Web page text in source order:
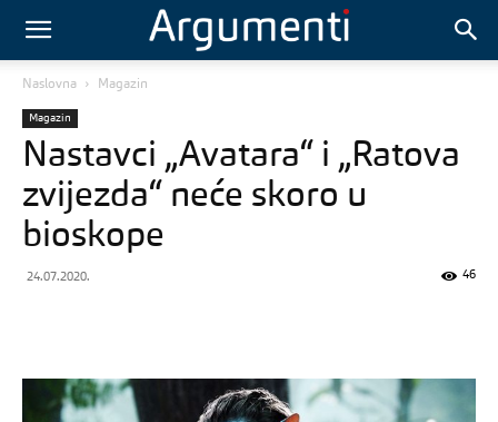
Naslovna Magazin
Magazin
Nastavci „Avatara“ i „Ratova
zvijezda“ neće skoro u
bioskope
24.07.2020. 46